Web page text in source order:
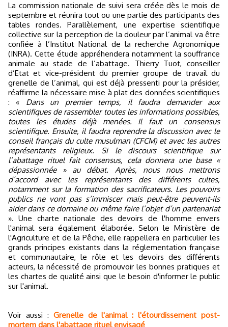
La commission nationale de suivi sera créée dès le mois de
septembre et réunira tout ou une partie des participants des
tables rondes. Parallèlement, une expertise scientifique
collective sur la perception de la douleur par l’animal va être
confiée à l’Institut National de la recherche Agronomique
(INRA). Cette étude appréhendera notamment la souffrance
animale au stade de l’abattage. Thierry Tuot, conseiller
d’Etat et vice-président du premier groupe de travail du
grenelle de l’animal, qui est déjà pressenti pour la présider,
réaffirme la nécessaire mise à plat des données scientifiques
: « Dans un premier temps, il faudra demander aux
scientifiques de rassembler toutes les informations possibles,
toutes les études déjà menées. Il faut un consensus
scientifique. Ensuite, il faudra reprendre la discussion avec le
conseil français du culte musulman (CFCM) et avec les autres
représentants religieux. Si le discours scientifique sur
l’abattage rituel fait consensus, cela donnera une base «
dépassionnée » au débat. Après, nous nous mettrons
d’accord avec les représentants des différents cultes,
notamment sur la formation des sacrificateurs. Les pouvoirs
publics ne vont pas s’immiscer mais peut-être peuvent-ils
aider dans ce domaine ou même faire l’objet d’un partenariat
». Une charte nationale des devoirs de l'homme envers
l'animal sera également élaborée. Selon le Ministère de
l'Agriculture et de la Pêche, elle rappellera en particulier les
grands principes existants dans la réglementation française
et communautaire, le rôle et les devoirs des différents
acteurs, la nécessité de promouvoir les bonnes pratiques et
les chartes de qualité ainsi que le besoin d'informer le public
sur l'animal.
Voir aussi : Grenelle de l'animal : l'étourdissement post-
mortem dans l'abattage rituel envisagé